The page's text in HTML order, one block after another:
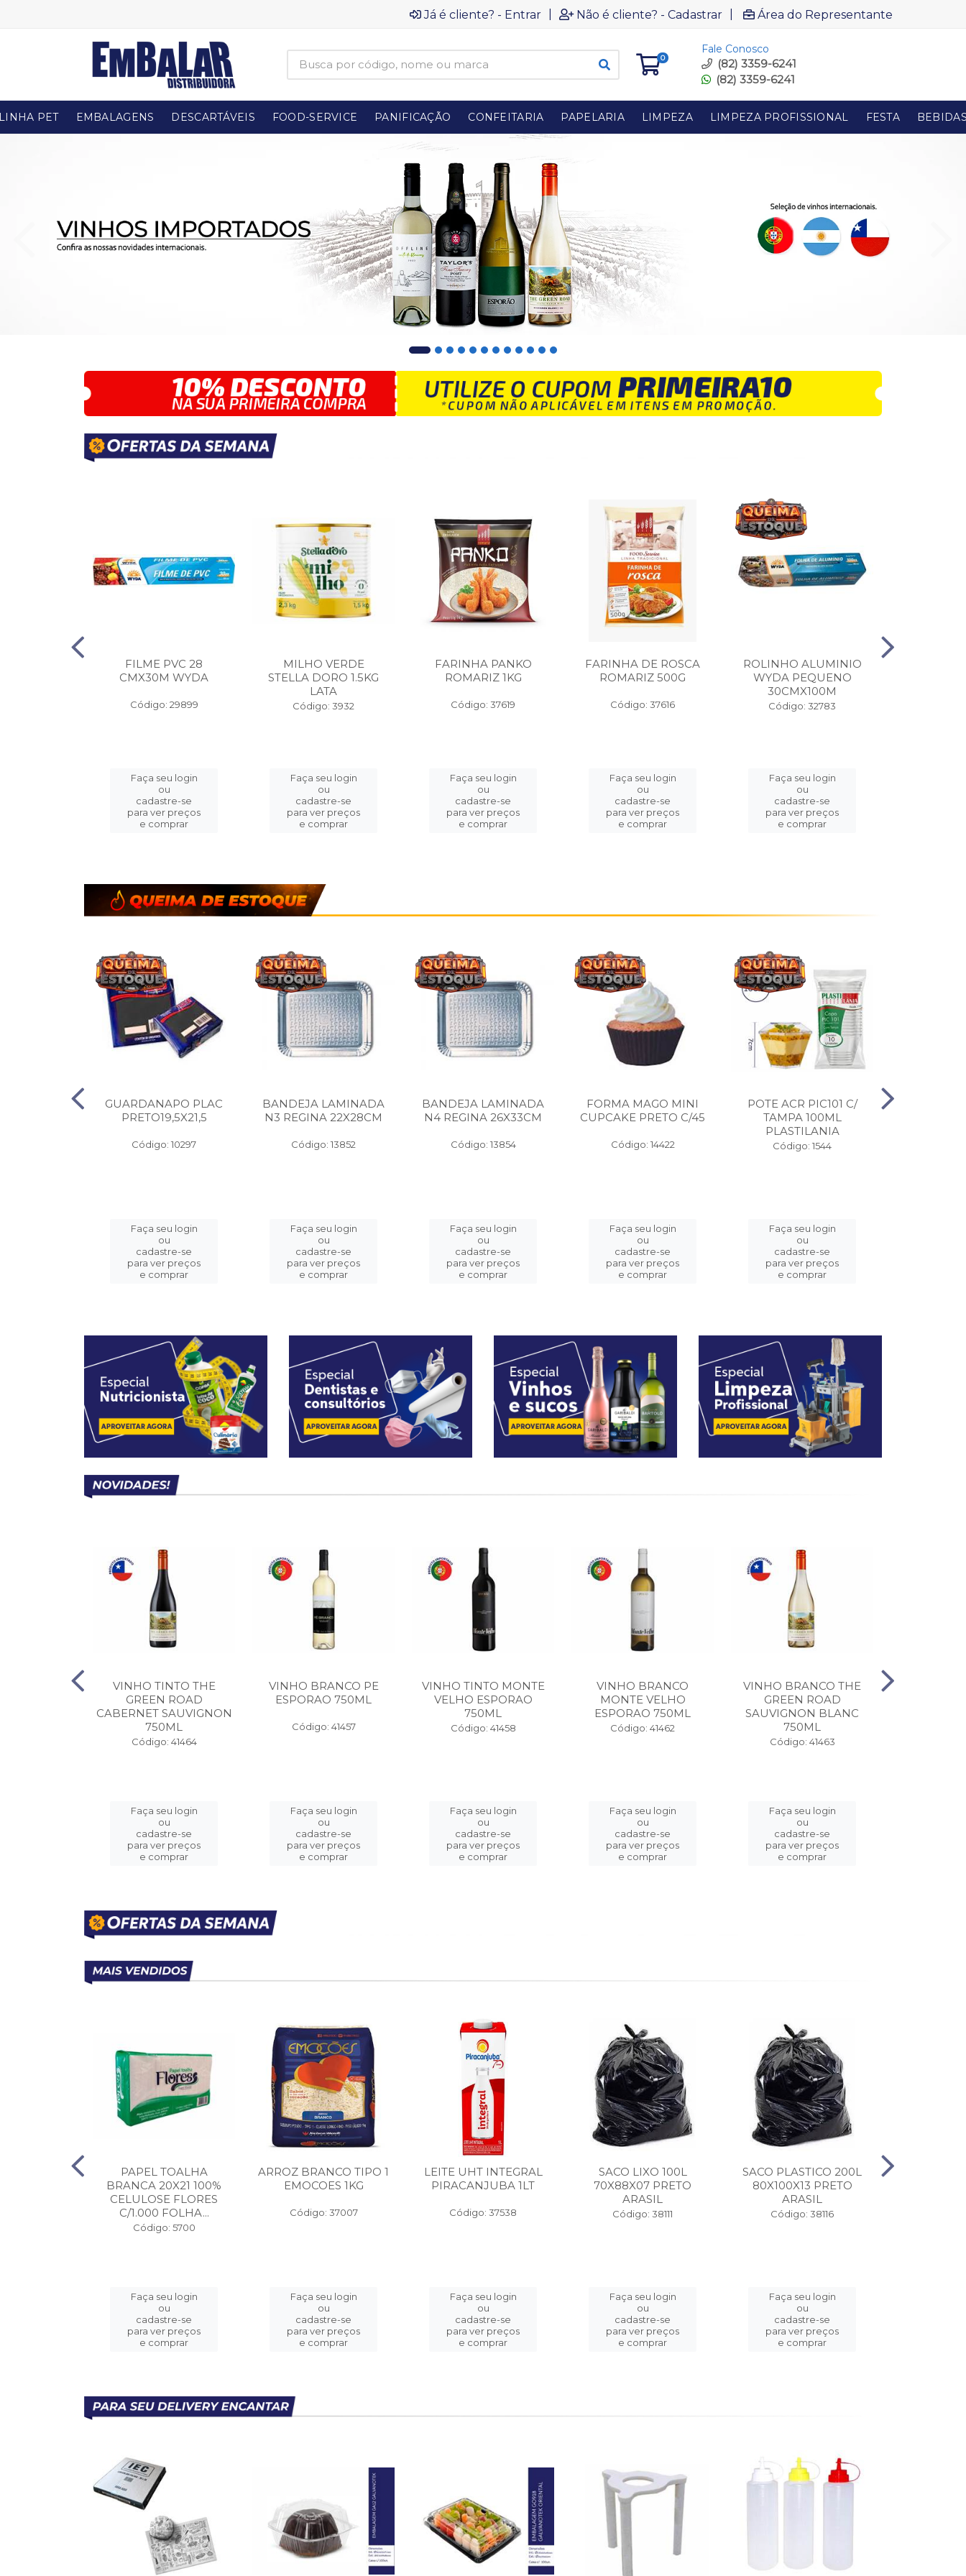
Já é cliente? - Entrar Não é cliente? - Cadastrar Área do Representante
0
Fale Conosco
(82) 3359-6241
(82) 3359-6241
PET EMBALAGENS DESCARTÁVEIS FOOD-SERVICE PANIFICAÇÃO CONFEITARIA PAPELARIA LIMPEZA LIMPEZA PROFISSIONAL FESTA
FILME PVC 28
CMX30M WYDA
Código: 29899
Faça seu login
ou
cadastre-se
para ver preços
e comprar
MILHO VERDE
STELLA DORO 1.5KG
LATA
Código: 3932
Faça seu login
ou
cadastre-se
para ver preços
e comprar
FARINHA PANKO
ROMARIZ 1KG
Código: 37619
Faça seu login
ou
cadastre-se
para ver preços
e comprar
FARINHA DE ROSCA
ROMARIZ 500G
Código: 37616
Faça seu login
ou
cadastre-se
para ver preços
e comprar
ROLINHO ALUMINIO
WYDA PEQUENO
30CMX100M
Código: 32783
Faça seu login
ou
cadastre-se
para ver preços
e comprar
GUARDANAPO PLAC
PRETO19,5X21,5
Código: 10297
Faça seu login
ou
cadastre-se
para ver preços
e comprar
BANDEJA LAMINADA
N3 REGINA 22X28CM
Código: 13852
Faça seu login
ou
cadastre-se
para ver preços
e comprar
BANDEJA LAMINADA
N4 REGINA 26X33CM
Código: 13854
Faça seu login
ou
cadastre-se
para ver preços
e comprar
FORMA MAGO MINI
CUPCAKE PRETO C/45
Código: 14422
Faça seu login
ou
cadastre-se
para ver preços
e comprar
POTE ACR PIC101 C/
TAMPA 100ML
PLASTILANIA
Código: 1544
Faça seu login
ou
cadastre-se
para ver preços
e comprar
VINHO TINTO THE
GREEN ROAD
CABERNET SAUVIGNON
750ML
Código: 41464
Faça seu login
ou
cadastre-se
para ver preços
e comprar
VINHO BRANCO PE
ESPORAO 750ML
Código: 41457
Faça seu login
ou
cadastre-se
para ver preços
e comprar
VINHO TINTO MONTE
VELHO ESPORAO
750ML
Código: 41458
Faça seu login
ou
cadastre-se
para ver preços
e comprar
VINHO BRANCO
MONTE VELHO
ESPORAO 750ML
Código: 41462
Faça seu login
ou
cadastre-se
para ver preços
e comprar
VINHO BRANCO THE
GREEN ROAD
SAUVIGNON BLANC
750ML
Código: 41463
Faça seu login
ou
cadastre-se
para ver preços
e comprar
PAPEL TOALHA
BRANCA 20X21 100%
CELULOSE FLORES
C/1.000 FOLHA...
Código: 5700
Faça seu login
ou
cadastre-se
para ver preços
e comprar
ARROZ BRANCO TIPO 1
EMOCOES 1KG
Código: 37007
Faça seu login
ou
cadastre-se
para ver preços
e comprar
LEITE UHT INTEGRAL
PIRACANJUBA 1LT
Código: 37538
Faça seu login
ou
cadastre-se
para ver preços
e comprar
SACO LIXO 100L
70X88X07 PRETO
ARASIL
Código: 38111
Faça seu login
ou
cadastre-se
para ver preços
e comprar
SACO PLASTICO 200L
80X100X13 PRETO
ARASIL
Código: 38116
Faça seu login
ou
cadastre-se
para ver preços
e comprar